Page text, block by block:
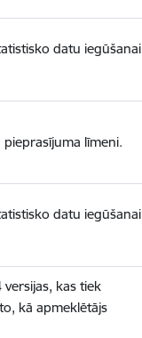
datu iegūšanai
līmeni.
datu iegūšanai
kas tiek
kā apmeklētājs